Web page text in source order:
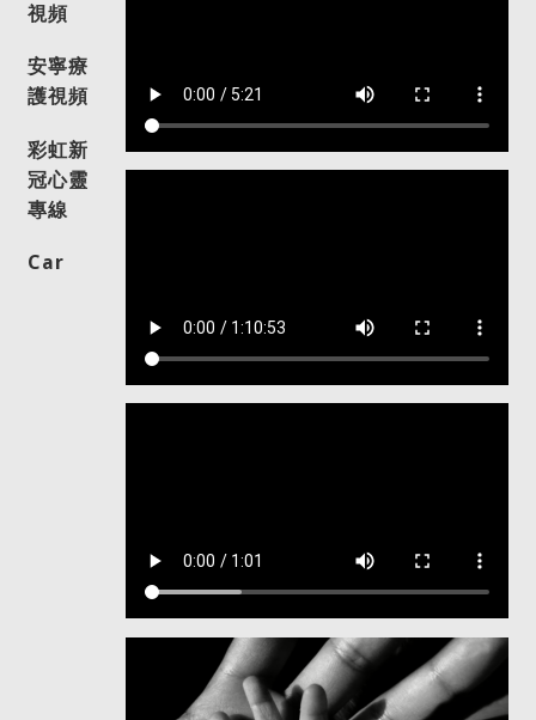
視頻
安寧療
護視頻
彩虹新
冠心靈
專線
Car